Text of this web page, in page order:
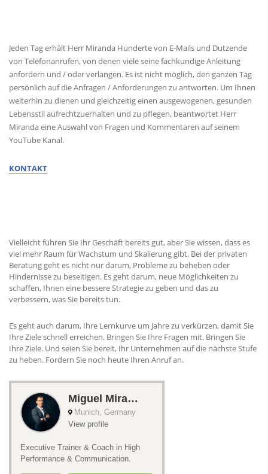
Jeden Tag erhält Herr Miranda Hunderte von E-Mails und Dutzende
von Telefonanrufen, von denen viele seine fachkundige Anleitung
anfordern und / oder verlangen. Es ist nicht möglich, den ganzen Tag
persönlich auf die Anfragen / Anforderungen zu antworten. Um Ihnen
weiterhin zu dienen und gleichzeitig einen ausgewogenen, gesunden
Lebensstil aufrechtzuerhalten und zu pflegen, beantwortet Herr
Miranda eine Auswahl von Fragen und Kommentaren auf seinem
YouTube Kanal.
KONTAKT
Vielleicht führen Sie Ihr Geschäft bereits gut, aber Sie wissen, dass es
viel mehr Raum für Wachstum und Skalierung gibt. Bei der privaten
Beratung geht es nicht nur darum, Probleme zu beheben oder
Hindernisse zu beseitigen. Es geht darum, neue Möglichkeiten zu
schaffen, Ihnen eine bessere Strategie zu geben und das zu
verbessern, was Sie bereits tun.
Es geht auch darum, Ihre Lernkurve um Jahre zu verkürzen, damit Sie
Ihre Ziele schnell erreichen. Bringen Sie Ihre Fragen mit. Bringen Sie
Ihre Ziele. Und seien Sie bereit, Ihr Unternehmen auf die nächste Stufe
zu heben. Fordern Sie noch heute Ihren Anruf an.